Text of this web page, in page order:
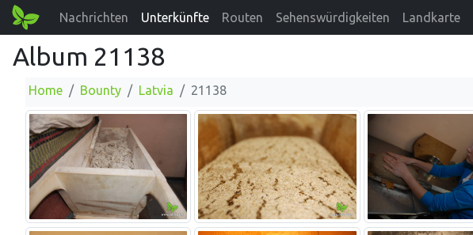
Nachrichten Unterkünfte Routen Sehenswürdigkeiten Landkarte
Album 21138
Home Bounty Latvia 21138